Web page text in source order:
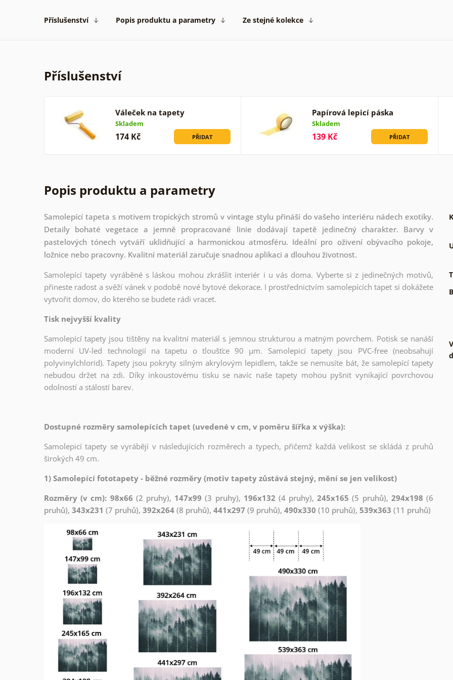
Příslušenství Popis produktu a parametry Ze stejné kolekce
Příslušenství
Váleček na tapety
Skladem
174 Kč PŘIDAT
Papírová lepicí páska
Skladem
139 Kč PŘIDAT
Popis produktu a parametry
Samolepící tapeta s motivem tropických stromů v vintage stylu přináší do vašeho interiéru nádech exotiky.
Detaily bohaté vegetace a jemně propracované linie dodávají tapetě jedinečný charakter. Barvy v
pastelových tónech vytváří uklidňující a harmonickou atmosféru. Ideální pro oživení obývacího pokoje,
ložnice nebo pracovny. Kvalitní materiál zaručuje snadnou aplikaci a dlouhou životnost.
Samolepící tapety vyráběné s láskou mohou zkrášlit interiér i u vás doma. Vyberte si z jedinečných motivů,
přineste radost a svěží vánek v podobě nové bytové dekorace. I prostřednictvím samolepících tapet si dokážete
vytvořit domov, do kterého se budete rádi vracet.
Tisk nejvyšší kvality
Samolepící tapety jsou tištěny na kvalitní materiál s jemnou strukturou a matným povrchem. Potisk se nanáší
moderní UV-led technologií na tapetu o tloušťce 90 µm. Samolepicí tapety jsou PVC-free (neobsahují
polyvinylchlorid). Tapety jsou pokryty silným akrylovým lepidlem, takže se nemusíte bát, že samolepící tapety
nebudou držet na zdi. Díky inkoustovému tisku se navíc naše tapety mohou pyšnit vynikající povrchovou
odolností a stálostí barev.
Dostupné rozměry samolepících tapet (uvedené v cm, v poměru šířka x výška):
Samolepicí tapety se vyrábějí v následujících rozměrech a typech, přičemž každá velikost se skládá z pruhů
širokých 49 cm.
1) Samolepící fototapety - běžné rozměry (motiv tapety zůstává stejný, mění se jen velikost)
Rozměry (v cm): 98x66 (2 pruhy), 147x99 (3 pruhy), 196x132 (4 pruhy),245x165 (5 pruhů), 294x198 (6
pruhů), 343x231 (7 pruhů), 392x264 (8 pruhů), 441x297 (9 pruhů), 490x330 (10 pruhů), 539x363 (11 pruhů)